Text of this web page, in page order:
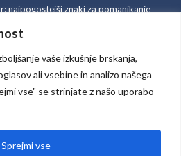
vaše izkušnje brskanja,
ali vsebine in analizo
"Sprejmi vse" se strinjate z našo
Sprejmi vse
tablete? Kratek odgovor: tablete
ŽELEZA – KDAJ NA
najpogostejši znaki za pomanjkanje
utrujenost,...
MARIBOR – VODNIK PO